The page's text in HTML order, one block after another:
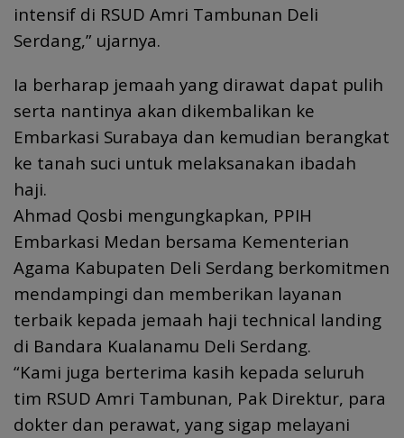
intensif di RSUD Amri Tambunan Deli
Serdang,” ujarnya.
Ia berharap jemaah yang dirawat dapat pulih
serta nantinya akan dikembalikan ke
Embarkasi Surabaya dan kemudian berangkat
ke tanah suci untuk melaksanakan ibadah
haji.
Ahmad Qosbi mengungkapkan, PPIH
Embarkasi Medan bersama Kementerian
Agama Kabupaten Deli Serdang berkomitmen
mendampingi dan memberikan layanan
terbaik kepada jemaah haji technical landing
di Bandara Kualanamu Deli Serdang.
“Kami juga berterima kasih kepada seluruh
tim RSUD Amri Tambunan, Pak Direktur, para
dokter dan perawat, yang sigap melayani